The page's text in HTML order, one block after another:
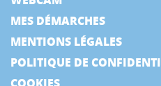
MES DÉMARCHES
MENTIONS LÉGALES
POLITIQUE DE
COOKIES